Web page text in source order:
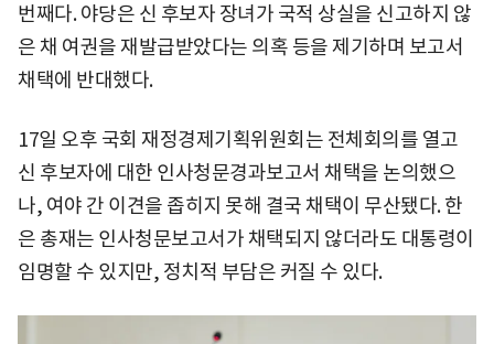
번째다. 야당은 신 후보자 장녀가 국적 상실을 신고하지 않
은 채 여권을 재발급받았다는 의혹 등을 제기하며 보고서
채택에 반대했다.
17일 오후 국회 재정경제기획위원회는 전체회의를 열고
신 후보자에 대한 인사청문경과보고서 채택을 논의했으
나, 여야 간 이견을 좁히지 못해 결국 채택이 무산됐다. 한
은 총재는 인사청문보고서가 채택되지 않더라도 대통령이
임명할 수 있지만, 정치적 부담은 커질 수 있다.